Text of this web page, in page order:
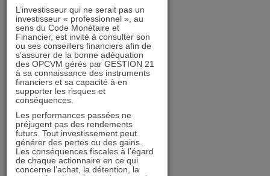
avril 2026
mars 2026
février 2026
décembre 2025
novembre 2025
octobre 2025
septembre 2025
août 2025
juillet 2025
juin 2025
L’investisseur qui ne serait pas un
investisseur « professionnel », au
sens du Code Monétaire et
Financier, est invité à consulter son
ou ses conseillers financiers afin de
s’assurer de la bonne adéquation
des OPCVM gérés par GESTION 21
à sa connaissance des instruments
financiers et sa capacité à en
supporter les risques et
conséquences.
Les performances passées ne
préjugent pas des rendements
futurs. Tout investissement peut
générer des pertes ou des gains.
Les conséquences fiscales à l’égard
de chaque actionnaire en ce qui
concerne l’achat, la détention, la